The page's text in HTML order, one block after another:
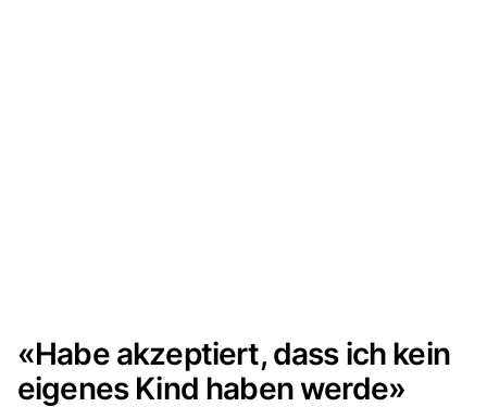
«Habe akzeptiert, dass ich kein
eigenes Kind haben werde»